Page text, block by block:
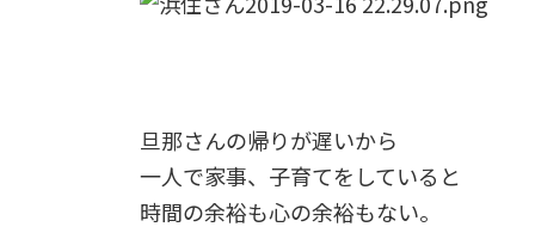
旦那さんの帰りが遅いから
一人で家事、子育てをしていると
時間の余裕も心の余裕もない。